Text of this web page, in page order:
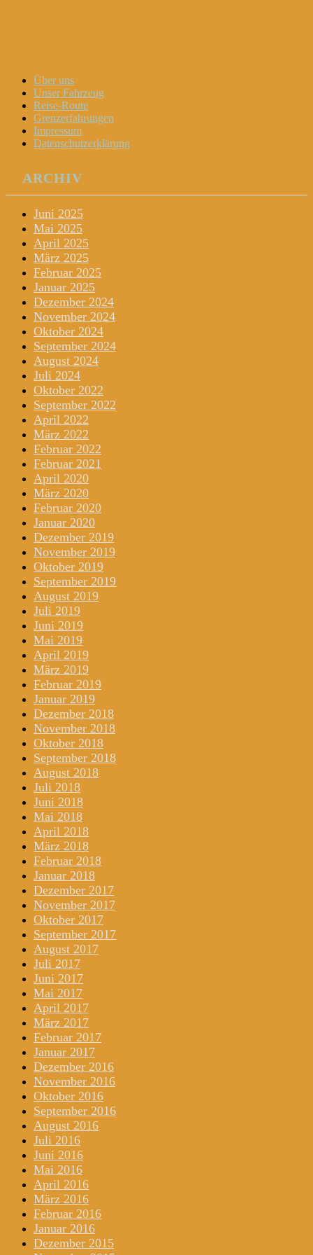
Menu
Widgets
Search
Skip
content
Über uns
Unser Fahrzeug
Reise-Route
Grenzerfahrungen
Impressum
Datenschutzerklärung
ARCHIV
Juni 2025
Mai 2025
April 2025
März 2025
Februar 2025
Januar 2025
Dezember 2024
November 2024
Oktober 2024
September 2024
August 2024
Juli 2024
Oktober 2022
September 2022
April 2022
März 2022
Februar 2022
Februar 2021
April 2020
März 2020
Februar 2020
Januar 2020
Dezember 2019
November 2019
Oktober 2019
September 2019
August 2019
Juli 2019
Juni 2019
Mai 2019
April 2019
März 2019
Februar 2019
Januar 2019
Dezember 2018
November 2018
Oktober 2018
September 2018
August 2018
Juli 2018
Juni 2018
Mai 2018
April 2018
März 2018
Februar 2018
Januar 2018
Dezember 2017
November 2017
Oktober 2017
September 2017
August 2017
Juli 2017
Juni 2017
Mai 2017
April 2017
März 2017
Februar 2017
Januar 2017
Dezember 2016
November 2016
Oktober 2016
September 2016
August 2016
Juli 2016
Juni 2016
Mai 2016
April 2016
März 2016
Februar 2016
Januar 2016
Dezember 2015